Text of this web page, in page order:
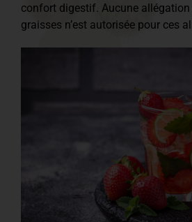
confort digestif. Aucune
graisses n’est autorisée pour ces